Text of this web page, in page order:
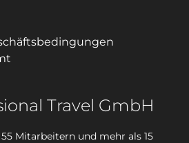
Travel GmbH
Mitarbeitern und mehr als 15